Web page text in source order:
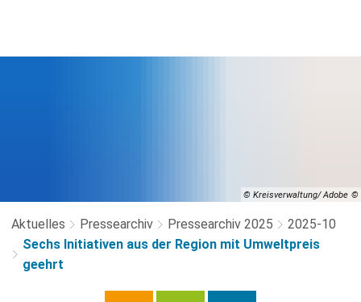
© Kreisverwaltung/ Adobe
Aktuelles Pressearchiv Pressearchiv 2025
2025-10
Sechs Initiativen aus der Region mit Umweltpreis
geehrt